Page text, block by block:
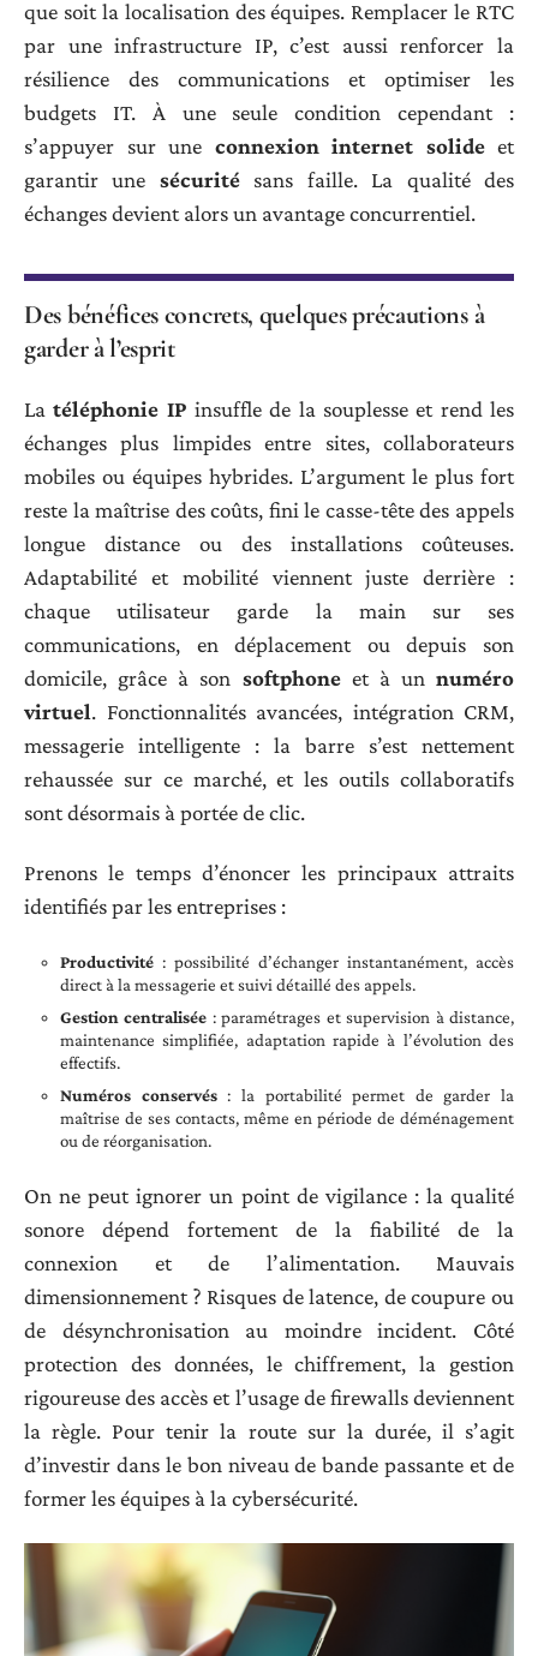
que soit la localisation des équipes. Remplacer le RTC
par une infrastructure IP, c’est aussi renforcer la
résilience des communications et optimiser les
budgets IT. À une seule condition cependant :
s’appuyer sur une connexion internet solideet
garantir une sécuritésans faille. La qualité des
échanges devient alors un avantage concurrentiel.
Des bénéfices concrets, quelques précautions à
garder à l’esprit
Latéléphonie IP insuffle de la souplesse et rend les
échanges plus limpides entre sites, collaborateurs
mobiles ou équipes hybrides. L’argument le plus fort
reste la maîtrise des coûts, fini le casse-tête des appels
longue distance ou des installations coûteuses.
Adaptabilité et mobilité viennent juste derrière :
chaque utilisateur garde la main sur ses
communications, en déplacement ou depuis son
domicile, grâce à son softphoneet à un numéro
virtuel. Fonctionnalités avancées, intégration CRM,
messagerie intelligente : la barre s’est nettement
rehaussée sur ce marché, et les outils collaboratifs
sont désormais à portée de clic.
Prenons le temps d’énoncer les principaux attraits
identifiés par les entreprises :
Productivité : possibilité d’échanger instantanément, accès
direct à la messagerie et suivi détaillé des appels.
Gestion centralisée : paramétrages et supervision à distance,
maintenance simplifiée, adaptation rapide à l’évolution des
effectifs.
Numéros conservés: la portabilité permet de garder la
maîtrise de ses contacts, même en période de déménagement
ou de réorganisation.
On ne peut ignorer un point de vigilance : la qualité
sonore dépend fortement de la fiabilité de la
connexion et de l’alimentation. Mauvais
dimensionnement ? Risques de latence, de coupure ou
de désynchronisation au moindre incident. Côté
protection des données, le chiffrement, la gestion
rigoureuse des accès et l’usage de firewalls deviennent
la règle. Pour tenir la route sur la durée, il s’agit
d’investir dans le bon niveau de bande passante et de
former les équipes à la cybersécurité.